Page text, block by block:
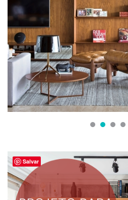
1 2 3 4
Salvar